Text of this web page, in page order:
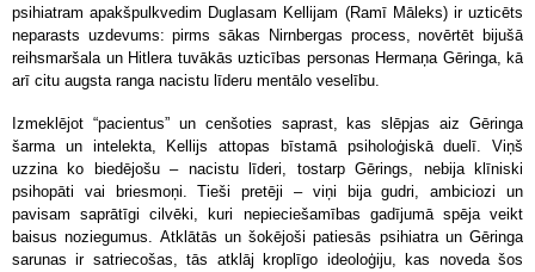
psihiatram apakšpulkvedim Duglasam Kellijam (Ramī Māleks) ir uzticēts
neparasts uzdevums: pirms sākas Nirnbergas process, novērtēt bijušā
reihsmaršala un Hitlera tuvākās uzticības personas Hermaņa Gēringa, kā
arī citu augsta ranga nacistu līderu mentālo veselību.
Izmeklējot “pacientus” un cenšoties saprast, kas slēpjas aiz Gēringa
šarma un intelekta, Kellijs attopas bīstamā psiholoģiskā duelī. Viņš
uzzina ko biedējošu – nacistu līderi, tostarp Gērings, nebija klīniski
psihopāti vai briesmoņi. Tieši pretēji – viņi bija gudri, ambiciozi un
pavisam saprātīgi cilvēki, kuri nepieciešamības gadījumā spēja veikt
baisus noziegumus. Atklātās un šokējoši patiesās psihiatra un Gēringa
sarunas ir satriecošas, tās atklāj kroplīgo ideoloģiju, kas noveda šos